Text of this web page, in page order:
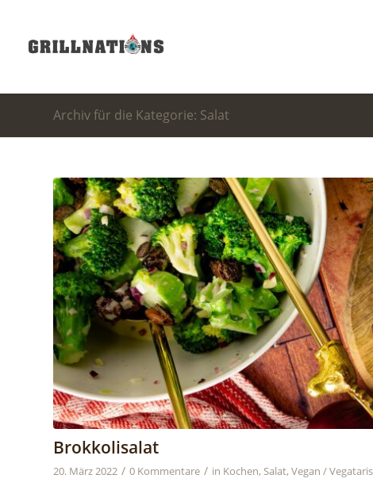
Archiv für die Kategorie: Salat
Brokkolisalat
20. März 2022 / 0 Kommentare / in Kochen, Salat, Vegan /